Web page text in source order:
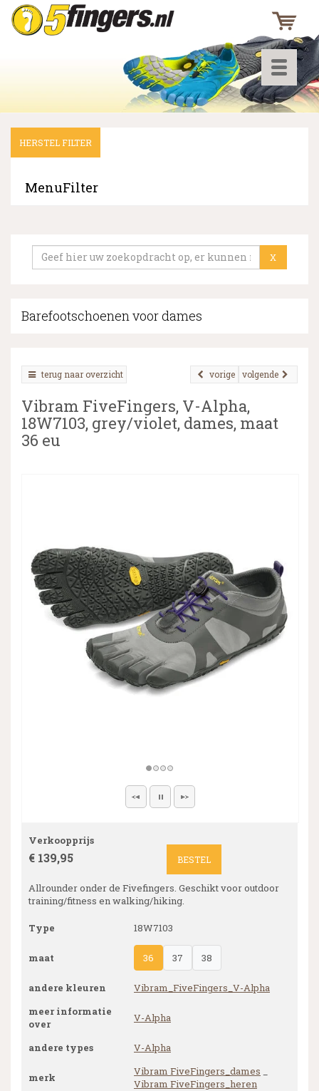
Toggle
▼
▼
HERSTEL FILTER
MenuFilter
X
Barefootschoenen voor dames
terug naar overzicht volgende
vorige
Vibram FiveFingers, V-Alpha,
18W7103, grey/violet, dames, maat
36 eu
Verkoopprijs
€ 139,95 BESTEL
Allrounder onder de Fivefingers. Geschikt voor outdoor
training/fitness en walking/hiking.
Type 18W7103
maat 36 37 38
andere kleuren
Vibram_FiveFingers_V-Alpha
meer informatie
over
V-Alpha
andere types V-Alpha
merk Vibram FiveFingers_dames
Vibram FiveFingers_heren